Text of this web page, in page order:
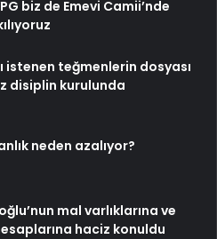
biz de Emevi Camii’nde
istenen teğmenlerin dosyası
disiplin kurulunda
neden azalıyor?
mal varlıklarına ve
haciz konuldu